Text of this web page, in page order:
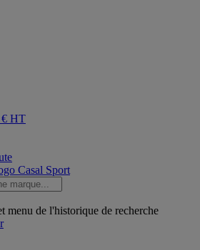
€ HT
menu de l'historique de recherche